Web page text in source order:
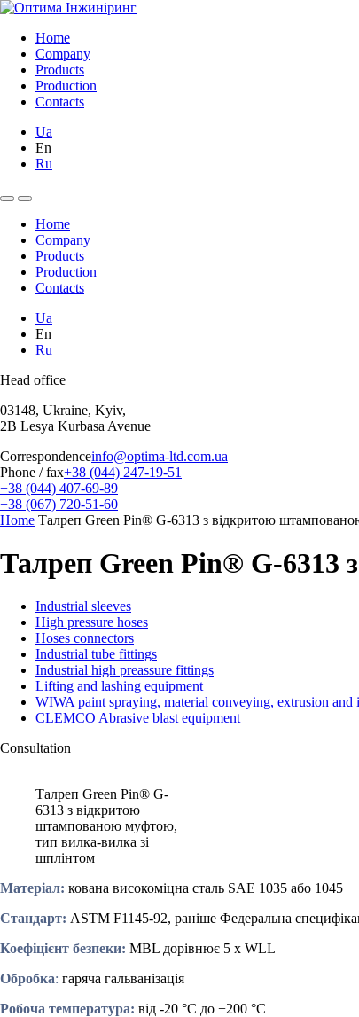
Home
Company
Products
Production
Contacts
Ua
En
Ru
Home
Company
Products
Production
Contacts
Ua
En
Ru
Head office
03148, Ukraine, Kyiv,
2B Lesya Kurbasa Avenue
Correspondenceinfo@optima-ltd.com.ua
Phone / fax+38 (044) 247-19-51
+38 (044) 407-69-89
+38 (067) 720-51-60
Home Талреп Green Pin® G-6313 з відкритою
Талреп Green Pin® G-6313
Industrial sleeves
High pressure hoses
Hoses connectors
Industrial tube fittings
Industrial high preassure fittings
Lifting and lashing equipment
WIWA paint spraying, material conveying, extrusion and
CLEMCO Abrasive blast equipment
Consultation
Талреп Green Pin® G-
6313 з відкритою
штампованою муфтою,
тип вилка-вилка зі
шплінтом
Матеріал: кована високоміцна сталь SAE 1035 або 1045
Стандарт: ASTM F1145-92, раніше Федеральна
Коефіцієнт безпеки: MBL дорівнює 5 x WLL
Обробка: гаряча гальванізація
Робоча температура: від -20 °C до +200 °C